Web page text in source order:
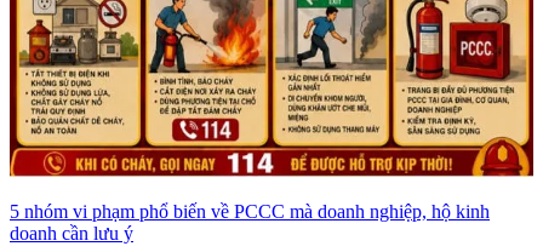
5 nhóm vi phạm phổ biến về PCCC mà doanh nghiệp, hộ kinh
doanh cần lưu ý